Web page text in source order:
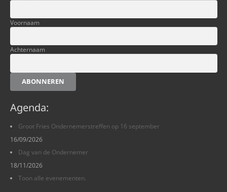
Voornaam
Achternaam
ABONNEREN
Agenda:
Groot Fries Ondernemerstreffen op 16 september
16/09/2026
Dag van de Ondernemer
18/11/2026
Toon alle evenementen.